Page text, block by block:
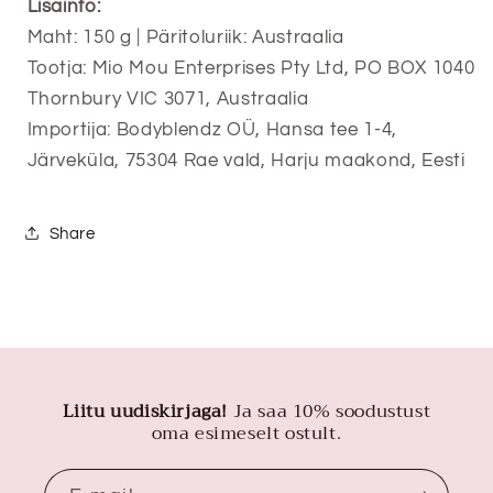
Lisainfo:
Maht: 150 g | Päritoluriik: Austraalia
Tootja: Mio Mou Enterprises Pty Ltd, PO BOX 1040
Thornbury VIC 3071, Austraalia
Importija: Bodyblendz OÜ, Hansa tee 1-4,
Järveküla, 75304 Rae vald, Harju maakond, Eesti
Share
Liitu uudiskirjaga! Ja saa 10% soodustust
oma esimeselt ostult.